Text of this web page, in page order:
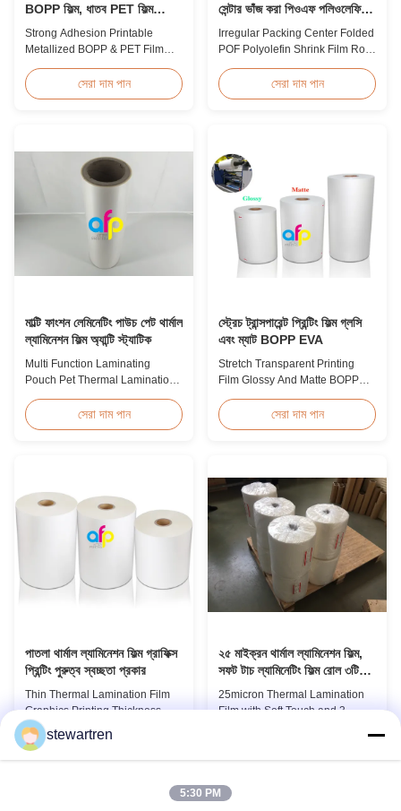
BOPP ফিল্ম, ধাতব PET ফিল্ম
প্রস্তুতকারক
Strong Adhesion Printable
Metallized BOPP & PET Film
Polyester Metallic/Metalized
Film Our metallized thermal
substrates. Ideal for packaging
applications including grocery,
সেরা দাম পান
সেন্টার ভাঁজ করা পিওএফ পলিওলেফিন
সংকোচন ফিল্ম রোল
Irregular Packing Center Folded
POF Polyolefin Shrink Film Roll
Irregular Packing Center Folded
POF Polyolefin Heat Shrink Film
Wrap FilmMaterial: PP +
PEShrinkage ratio: over
60%Thickness: 12.5micron ...
সেরা দাম পান
মাল্টি ফাংশন লেমিনেটিং পাউচ পেট থার্মাল
ল্যামিনেশন ফিল্ম অ্যান্টি স্ট্যাটিক
Multi Function Laminating
Pouch Pet Thermal Lamination
Overview BOPP Thermal
lamination film is workable for
BOPP, abbreviation of biaxially
oriented polypropylene, is the
base film that ...
সেরা দাম পান
স্ট্রেচ ট্রান্সপারেন্ট প্রিন্টিং ফিল্ম গ্লসি
এবং ম্যাট BOPP EVA
Stretch Transparent Printing
Film Glossy And Matte BOPP
toxic, pollution-free, high
transparency and gloss, low
and good tearing off. This
product is mainly used for the
composition of printing, bag
making, adhesive ...
সেরা দাম পান
পাতলা থার্মাল ল্যামিনেশন ফিল্ম গ্রাফিক্স
প্রিন্টিং পুরুত্ব স্বচ্ছতা প্রকার
Thin Thermal Lamination Film
Graphics Printing Thickness
Transparency Type Product
Overview Soft thin plastic film
thermal lamination film
২৫ মাইক্রন থার্মাল ল্যামিনেশন ফিল্ম,
সফট টাচ ল্যামিনেটিং ফিল্ম রোল ৩টি
কাগজের কোর সহ
25micron Thermal Lamination
Film with Soft Touch and 3
engineered to enhance the
functionality of printed materials.
stewartren
5:30 PM